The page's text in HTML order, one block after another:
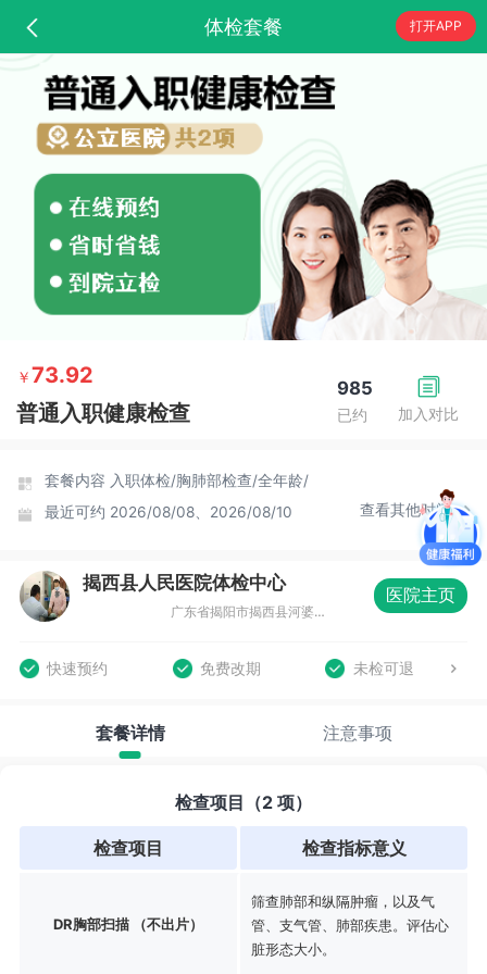
体检套餐 打开APP
加入对比
985
已约
￥73.92
普通入职健康检查
套餐内容 入职体检/胸肺部检查/全年龄/
最近可约 2026/08/08、2026/08/10 查看其他时间
揭西县人民医院体检中心
广东省揭阳市揭西县河婆街道党校路7号，揭西县人民医院住院综合楼一楼体检中心
医院主页
快速预约 免费改期 未检可退
套餐详情 注意事项
检查项目（2 项）
检查项目 检查指标意义
DR胸部扫描 （不出片）
筛查肺部和纵隔肿瘤，以及气
管、支气管、肺部疾患。评估心
脏形态大小。